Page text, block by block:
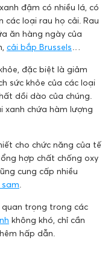
đậm có nhiều lá, có
các loại rau họ cải. Rau
ăn hàng ngày của
cải bắp Brussels…
đặc biệt là giảm
sức khỏe của các loại
dồi dào của chúng.
xanh chứa hàm lượng
cho chức năng của tế
hợp chất chống oxy
cung cấp nhiều
.
trọng trong các
không khó, chỉ cần
hấp dẫn.